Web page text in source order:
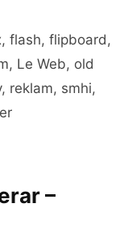
,flash,flipboard ,
, Le Web, old
, reklam, smhi,
–